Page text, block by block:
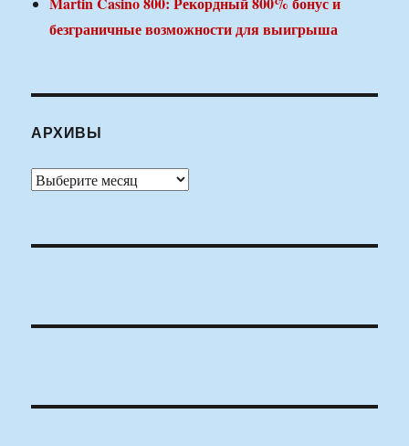
безграничные возможности для выигрыша
АРХИВЫ
Архивы